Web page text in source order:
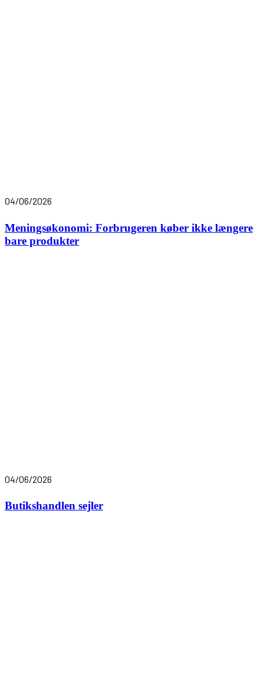
04/06/2026
Meningsøkonomi: Forbrugeren køber ikke længere
bare produkter
04/06/2026
Butikshandlen sejler